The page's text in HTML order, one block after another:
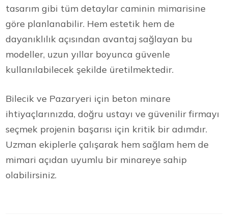
tasarım gibi tüm detaylar caminin mimarisine
göre planlanabilir. Hem estetik hem de
dayanıklılık açısından avantaj sağlayan bu
modeller, uzun yıllar boyunca güvenle
kullanılabilecek şekilde üretilmektedir.
Bilecik ve Pazaryeri için beton minare
ihtiyaçlarınızda, doğru ustayı ve güvenilir firmayı
seçmek projenin başarısı için kritik bir adımdır.
Uzman ekiplerle çalışarak hem sağlam hem de
mimari açıdan uyumlu bir minareye sahip
olabilirsiniz.